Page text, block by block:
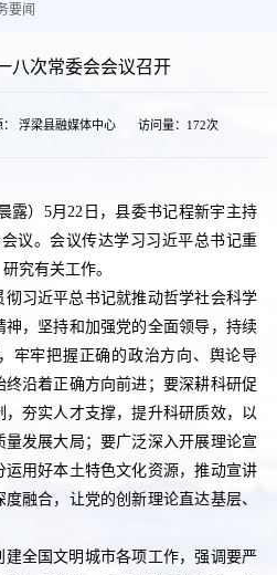
要闻
八次常委会会议召开
： 浮梁县融媒体中心 访问量： 172次
露）5月22日，县委书记程新宇主持
议。会议传达学习习近平总书记重
究有关工作。
习近平总书记就推动哲学社会科学
，坚持和加强党的全面领导，持续
牢牢把握正确的政治方向、舆论导
沿着正确方向前进；要深耕科研促
夯实人才支撑，提升科研质效，以
发展大局；要广泛深入开展理论宣
用好本土特色文化资源，推动宣讲
融合，让党的创新理论直达基层、
全国文明城市各项工作，强调要严